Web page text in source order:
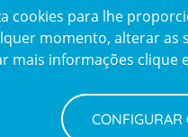
cookies para lhe
momento, alterar as
mais informações clique
CONFIGURAR